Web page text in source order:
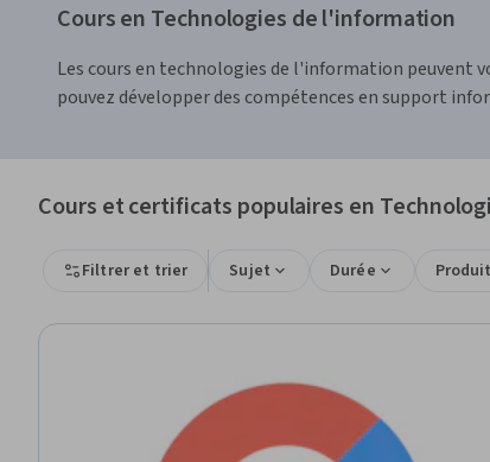
Cours en Technologies de l'information
Les cours en technologies de l'information peuvent
pouvez développer des compétences en support
Cours et certificats populaires en
Filtrer et trier Sujet Durée